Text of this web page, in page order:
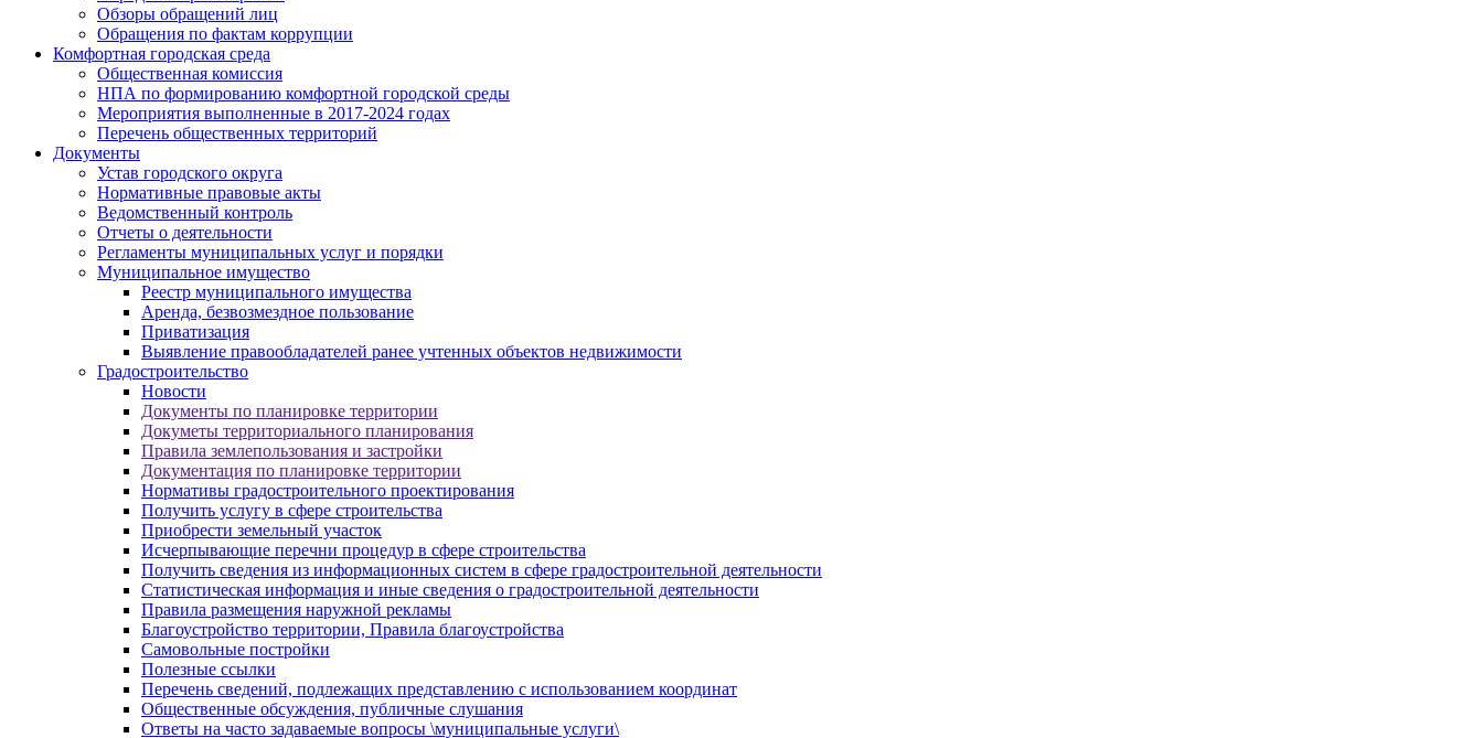
Обзоры обращений лиц
Обращения по фактам коррупции
Комфортная городская среда
Общественная комиссия
НПА по формированию комфортной городской среды
Мероприятия выполненные в 2017-2024 годах
Перечень общественных территорий
Документы
Устав городского округа
Нормативные правовые акты
Ведомственный контроль
Отчеты о деятельности
Регламенты муниципальных услуг и порядки
Муниципальное имущество
Реестр муниципального имущества
Аренда, безвозмездное пользование
Приватизация
Выявление правообладателей ранее учтенных объектов недвижимости
Градостроительство
Новости
Документы по планировке территории
Докуметы территориального планирования
Правила землепользования и застройки
Документация по планировке территории
Нормативы градостроительного проектирования
Получить услугу в сфере строительства
Приобрести земельный участок
Исчерпывающие перечни процедур в сфере строительства
Получить сведения из информационных систем в сфере градостроительной деятельности
Статистическая информация и иные сведения о градостроительной деятельности
Правила размещения наружной рекламы
Благоустройство территории, Правила благоустройства
Самовольные постройки
Полезные ссылки
Перечень сведений, подлежащих представлению с использованием координат
Общественные обсуждения, публичные слушания
Ответы на часто задаваемые вопросы \муниципальные услуги\